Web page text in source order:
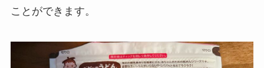
ことができます。